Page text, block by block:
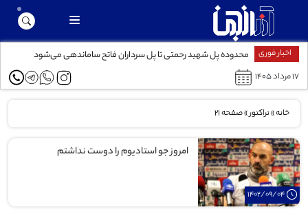
اخبار فوری محدوده پل شهید رحمتی تا پل سرداران فاتح ساماندهی می‌شود
۱۷ مرداد ۱۴۰۵
خانه»تراکتور»صفحه 21
1402/09/04
امروز جو استادیوم را دوست نداشتم